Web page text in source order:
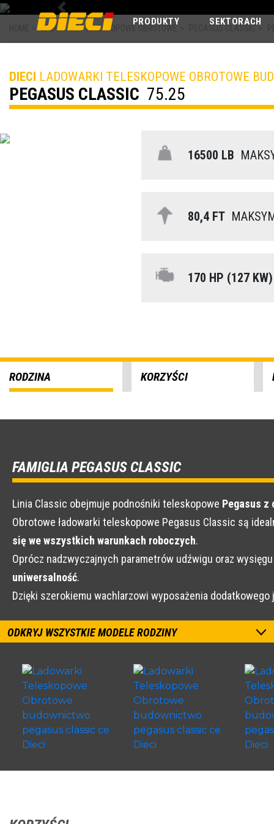
PRODUKTY SEKTORACH
Previous
LADOWARKI TELESKOPOWE OBROTOWE
DIECI LADOWARKI TELESKOPOWE OBROTOWE
PEGASUS CLASSIC 75.25
16500 LB
80,4 FT
170 HP (127 KW)
RODZINA KORZYŚCI
FAMIGLIA PEGASUS CLASSIC
Linia Classic obejmuje podnośniki teleskopowe Pegasus z
Obrotowe ładowarki teleskopowe Pegasus Classic są
się we wszystkich warunkach roboczych.
Oprócz nadzwyczajnych parametrów udźwigu oraz
uniwersalność.
Dzięki szerokiemu wachlarzowi wyposażenia dodatkowego
ODKRYJ WSZYSTKIE MODELE RODZINY